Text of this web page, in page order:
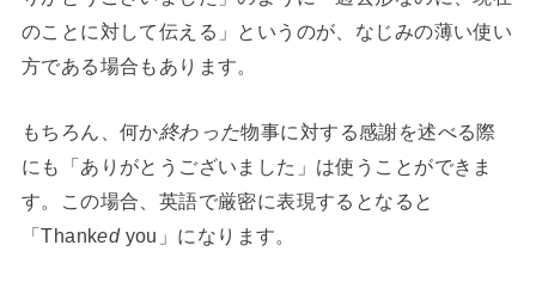
のことに対して伝える」というのが、なじみの薄い使い
方である場合もあります。
もちろん、何か終わった物事に対する感謝を述べる際
にも「ありがとうございました」は使うことができま
す。この場合、英語で厳密に表現するとなると
「Thankedyou」になります。